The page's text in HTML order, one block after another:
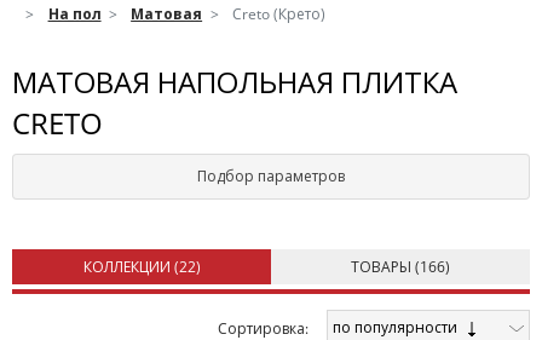
На пол
Матовая Creto (Крето)
МАТОВАЯ НАПОЛЬНАЯ ПЛИТКА
CRETO
Подбор параметров
КОЛЛЕКЦИИ (22) ТОВАРЫ (166)
Cортировка: по популярности